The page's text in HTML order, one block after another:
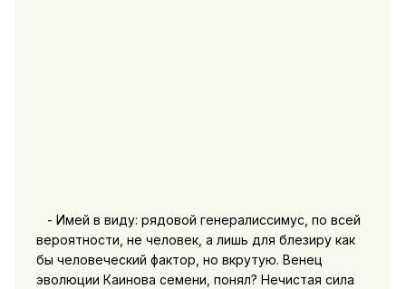
- Имей в виду: рядовой генералиссимус, по всей
вероятности, не человек, а лишь для блезиру как
бы человеческий фактор, но вкрутую. Венец
эволюции Каинова семени, понял? Нечистая сила